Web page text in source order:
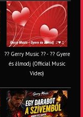
?? Gerry Music ?? - ?? Gyere
és álmodj (Official Music
Video)